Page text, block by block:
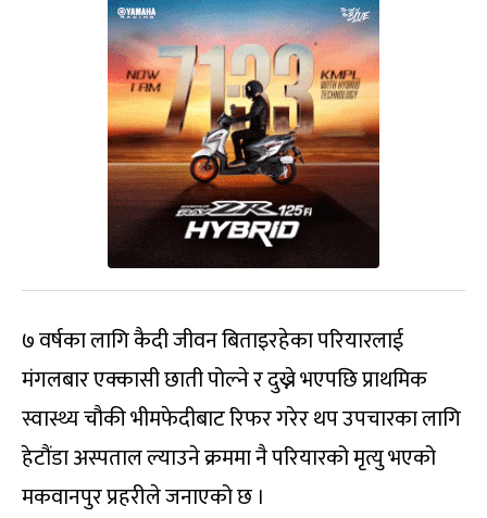
७ वर्षका लागि कैदी जीवन बिताइरहेका परियारलाई
मंगलबार एक्कासी छाती पोल्ने र दुख्ने भएपछि प्राथमिक
स्वास्थ्य चौकी भीमफेदीबाट रिफर गरेर थप उपचारका लागि
हेटौंडा अस्पताल ल्याउने क्रममा नै परियारको मृत्यु भएको
मकवानपुर प्रहरीले जनाएको छ ।